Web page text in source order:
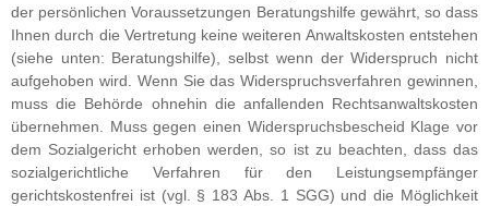
der persönlichen Voraussetzungen Beratungshilfe gewährt, so dass
Ihnen durch die Vertretung keine weiteren Anwaltskosten entstehen
(siehe unten: Beratungshilfe), selbst wenn der Widerspruch nicht
aufgehoben wird. Wenn Sie das Widerspruchsverfahren gewinnen,
muss die Behörde ohnehin die anfallenden Rechtsanwaltskosten
übernehmen. Muss gegen einen Widerspruchsbescheid Klage vor
dem Sozialgericht erhoben werden, so ist zu beachten, dass das
sozialgerichtliche Verfahren für den Leistungsempfänger
gerichtskostenfrei ist (vgl. § 183 Abs. 1 SGG) und die Möglichkeit